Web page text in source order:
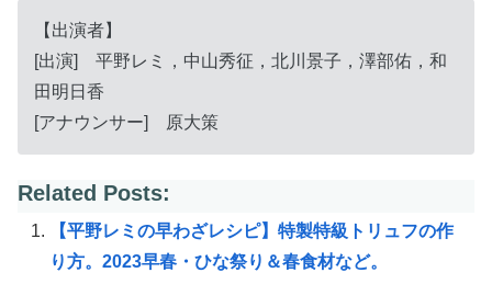
【出演者】
[出演] 平野レミ，中山秀征，北川景子，澤部佑，和
田明日香
[アナウンサー] 原大策
Related Posts:
【平野レミの早わざレシピ】特製特級トリュフの作
り方。2023早春・ひな祭り＆春食材など。